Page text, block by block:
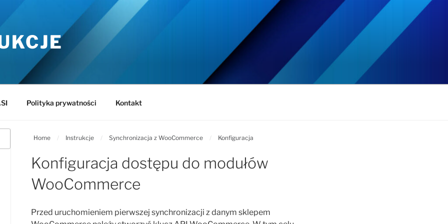
Polityka prywatności Kontakt
Home / Instrukcje / Synchronizacja z WooCommerce / Konfiguracja
Konfiguracja dostępu do modułów
WooCommerce
Przed uruchomieniem pierwszej synchronizacji z danym sklepem